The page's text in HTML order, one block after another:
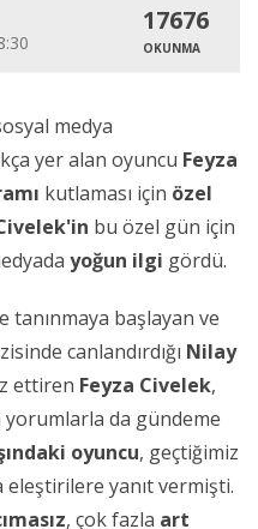
17676
OKUNMA
medya
yer alan oyuncu Feyza
kutlaması için özel
bu özel gün için
yoğun ilgi gördü.
tanınmaya başlayan ve
canlandırdığı Nilay
ettiren Feyza Civelek,
yorumlarla da gündeme
oyuncu, geçtiğimiz
eleştirilere yanıt vermişti.
, çok fazla art